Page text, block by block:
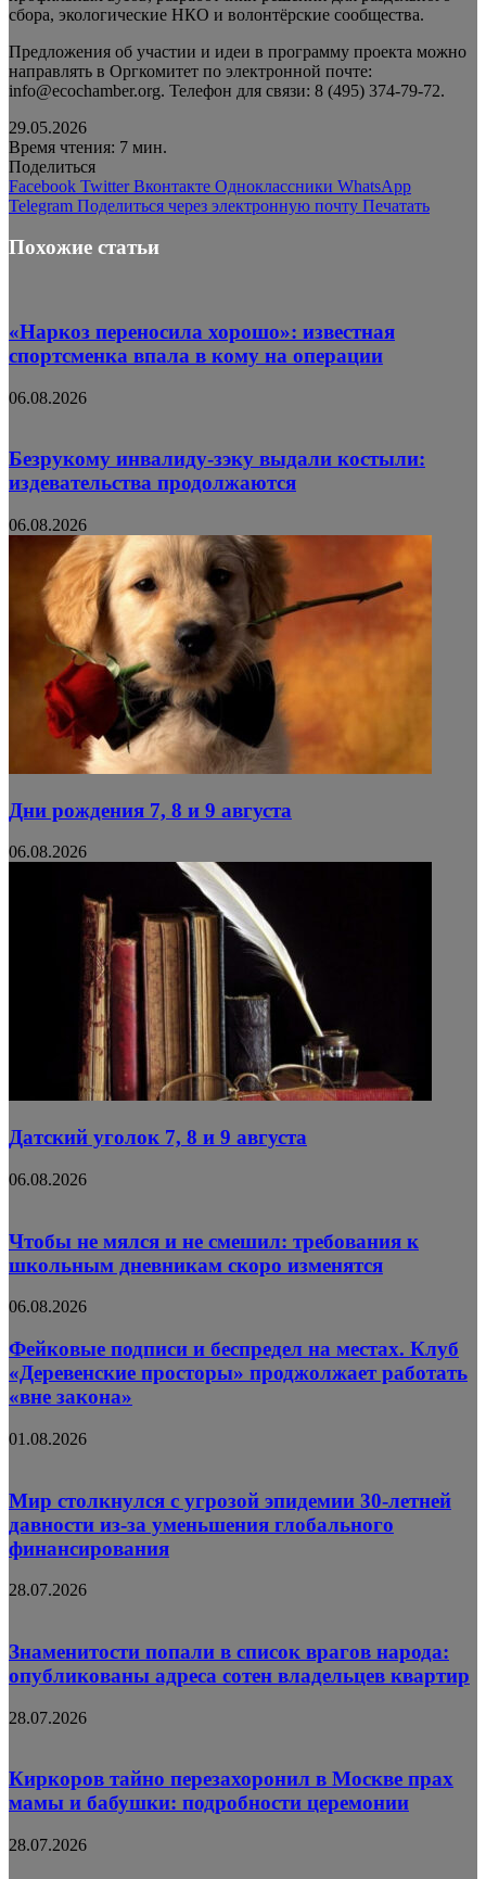
сбора, экологические НКО и волонтёрские сообщества.
Предложения об участии и идеи в программу проекта можно
направлять в Оргкомитет по электронной почте:
info@ecochamber.org. Телефон для связи: 8 (495) 374-79-72.
29.05.2026
Время чтения: 7 мин.
Поделиться
Facebook Twitter Вконтакте Одноклассники WhatsApp
Telegram Поделиться через электронную почту Печатать
Похожие статьи
«Наркоз переносила хорошо»: известная
спортсменка впала в кому на операции
06.08.2026
Безрукому инвалиду-зэку выдали костыли:
издевательства продолжаются
06.08.2026
Дни рождения 7, 8 и 9 августа
06.08.2026
Датский уголок 7, 8 и 9 августа
06.08.2026
Чтобы не мялся и не смешил: требования к
школьным дневникам скоро изменятся
06.08.2026
Фейковые подписи и беспредел на местах. Клуб
«Деревенские просторы» проджолжает работать
«вне закона»
01.08.2026
Мир столкнулся с угрозой эпидемии 30-летней
давности из-за уменьшения глобального
финансирования
28.07.2026
Знаменитости попали в список врагов народа:
опубликованы адреса сотен владельцев квартир
28.07.2026
Киркоров тайно перезахоронил в Москве прах
мамы и бабушки: подробности церемонии
28.07.2026